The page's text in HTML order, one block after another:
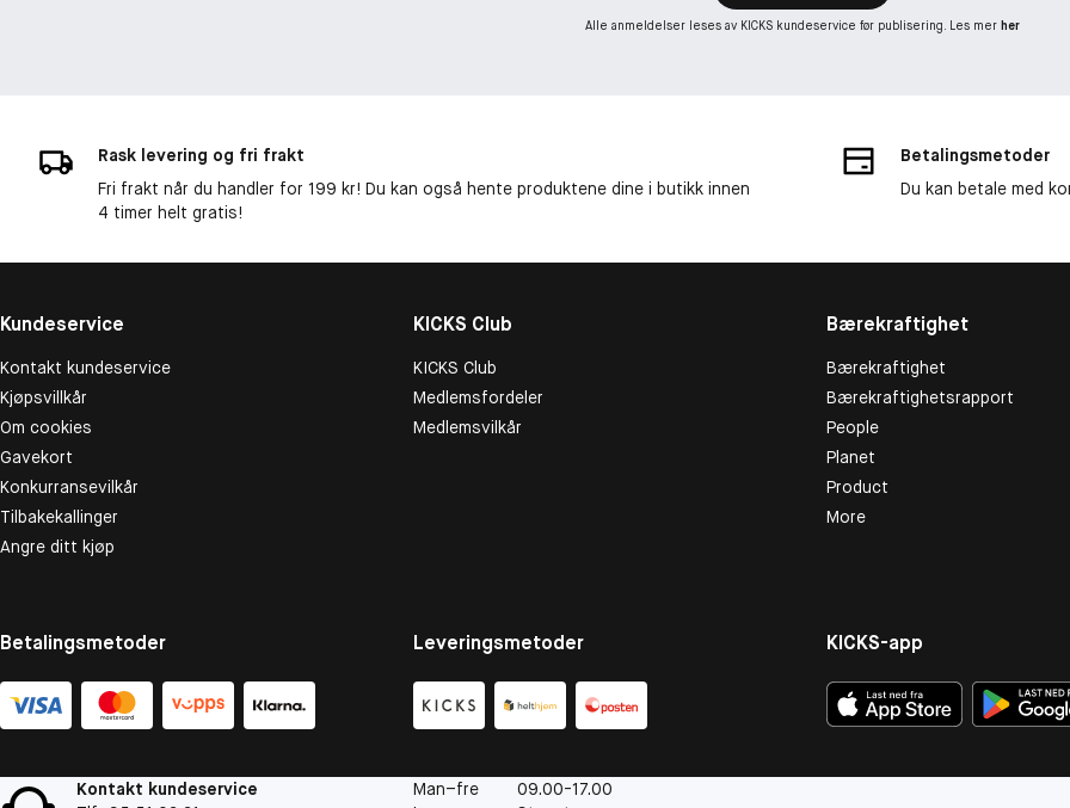
Alle anmeldelser leses av KICKS kundeservice før publisering. Les mer her
Rask levering og fri frakt
Fri frakt når du handler for 199 kr! Du kan også hente produktene dine i butikk innen
4 timer helt gratis!
Betalingsmetoder
Du kan betale med
Kundeservice
Kontakt kundeservice
Kjøpsvillkår
Om cookies
Gavekort
Konkurransevilkår
Tilbakekallinger
Angre ditt kjøp
KICKS Club
KICKS Club
Medlemsfordeler
Medlemsvilkår
Bærekraftighet
Bærekraftighet
Bærekraftighetsrapport
People
Planet
Product
More
Betalingsmetoder Leveringsmetoder KICKS-app
Kontakt kundeservice
Man–fre
09.00-17.00